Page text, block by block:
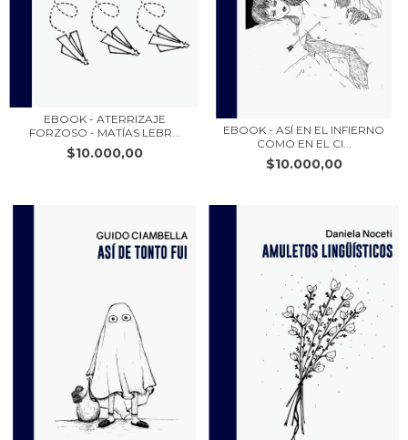
EBOOK - ATERRIZAJE
FORZOSO - MATÍAS LEBR...
$10.000,00
EBOOK - ASÍ EN EL INFIERNO
COMO EN EL CI...
$10.000,00